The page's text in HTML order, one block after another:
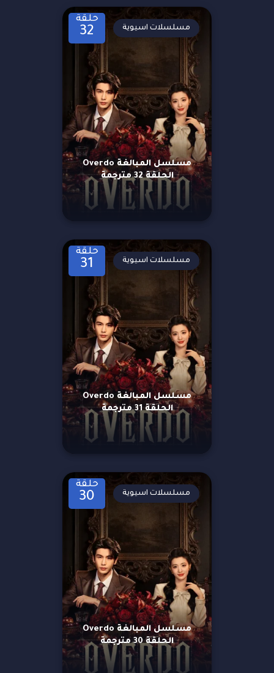
حلقة
32
مسلسل المبالغة Overdo
الحلقة 32 مترجمة
مسلسلات اسيوية
حلقة
31
مسلسل المبالغة Overdo
الحلقة 31 مترجمة
مسلسلات اسيوية
حلقة
30
مسلسل المبالغة Overdo
الحلقة 30 مترجمة
مسلسلات اسيوية